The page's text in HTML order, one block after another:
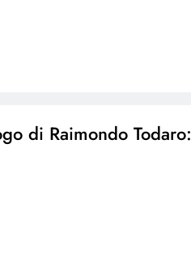
di Raimondo Todaro: